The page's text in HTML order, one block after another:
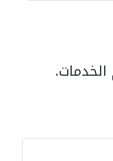
الخدمات.